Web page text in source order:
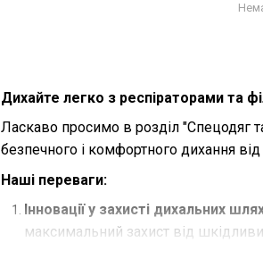
Дихайте легко з респіраторами та
Ласкаво просимо в розділ "Спецодяг
безпечного і комфортного дихання
Наші переваги:
Інновації у захисті дихальних
максимальний захист від